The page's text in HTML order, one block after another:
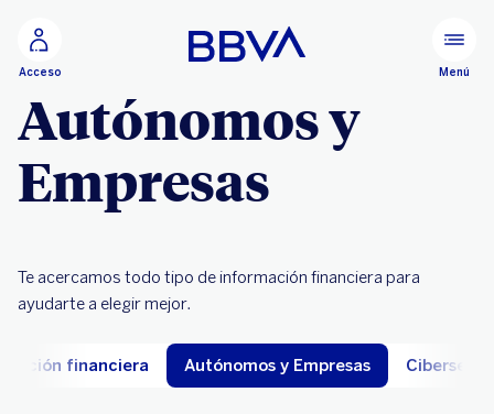
Acceso Menú
Autónomos y
Empresas
Te acercamos todo tipo de información financiera para
ayudarte a elegir mejor.
financiera Autónomos y Empresas